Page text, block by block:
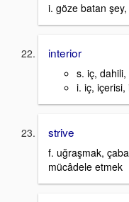
i. göze batan
interior
s. iç,
i. iç, içerisi,
strive
f. uğraşmak,
mücâdele etmek